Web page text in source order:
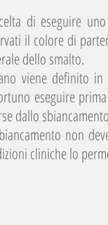
di eseguire
il colore di
dello smalto.
viene definito in
eseguire
dallo
non
cliniche lo